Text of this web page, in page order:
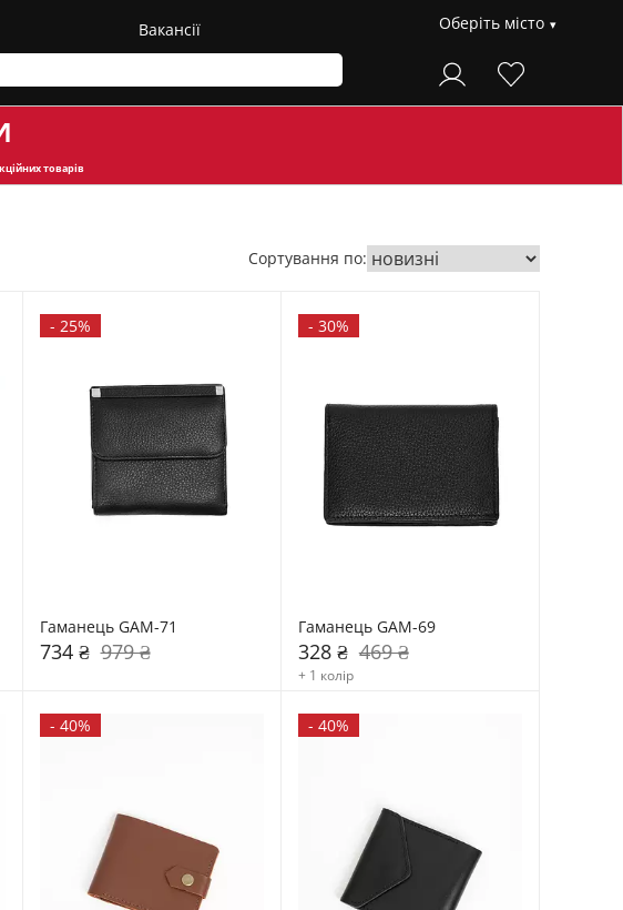
Вакансії Оберіть місто
товарів
Сортування по:
- 25%
Гаманець GAM-71
734 ₴ 979 ₴
- 30%
Гаманець GAM-69
328 ₴ 469 ₴
+ 1 колір
- 40% - 40%